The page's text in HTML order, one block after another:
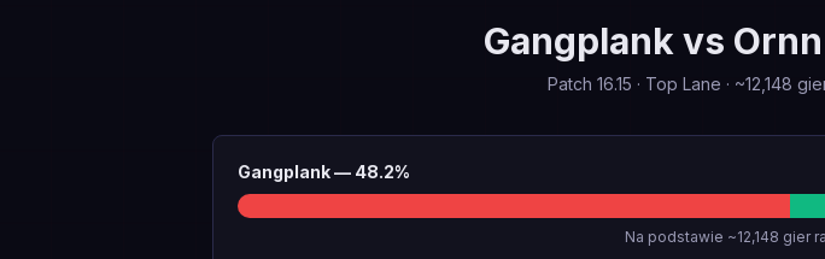
Gangplank vs Ornn
Patch 16.15 · Top Lane · ~12,148
Gangplank— 48.2%
Na podstawie ~12,148 gier